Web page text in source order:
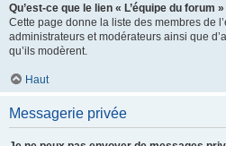
Qu’est-ce que le lien « L’équipe du forum »
Cette page donne la liste des membres de
administrateurs et modérateurs ainsi que
qu’ils modèrent.
Haut
Messagerie privée